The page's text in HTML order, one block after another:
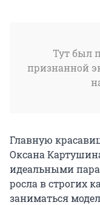
Тут был
признанной
Главную
Оксана
идеальными
росла в строгих
заниматься